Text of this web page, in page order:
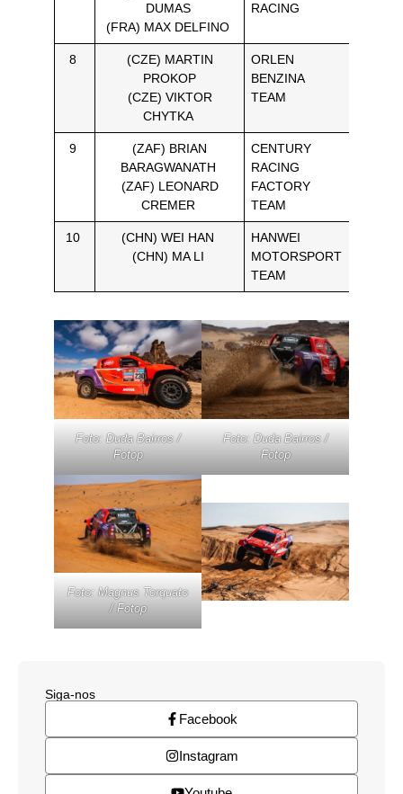
DUMAS
(FRA) MAX DELFINO
RACING
8
(CZE) MARTIN
PROKOP
(CZE) VIKTOR
CHYTKA
ORLEN
BENZINA
TEAM
9
(ZAF) BRIAN
BARAGWANATH
(ZAF) LEONARD
CREMER
CENTURY
RACING
FACTORY
TEAM
10
(CHN) WEI HAN
(CHN) MA LI
HANWEI
MOTORSPORT
TEAM
Foto: Duda Bairros /
Fotop
Foto: Duda Bairros /
Fotop
Foto: Magnus Torquato
/ Fotop
Siga-nos
Facebook
Instagram